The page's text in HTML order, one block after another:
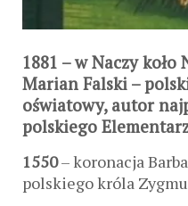
1881 – w Naczy koło
Marian Falski –
oświatowy, autor
polskiego
1550– koronacja
polskiego króla